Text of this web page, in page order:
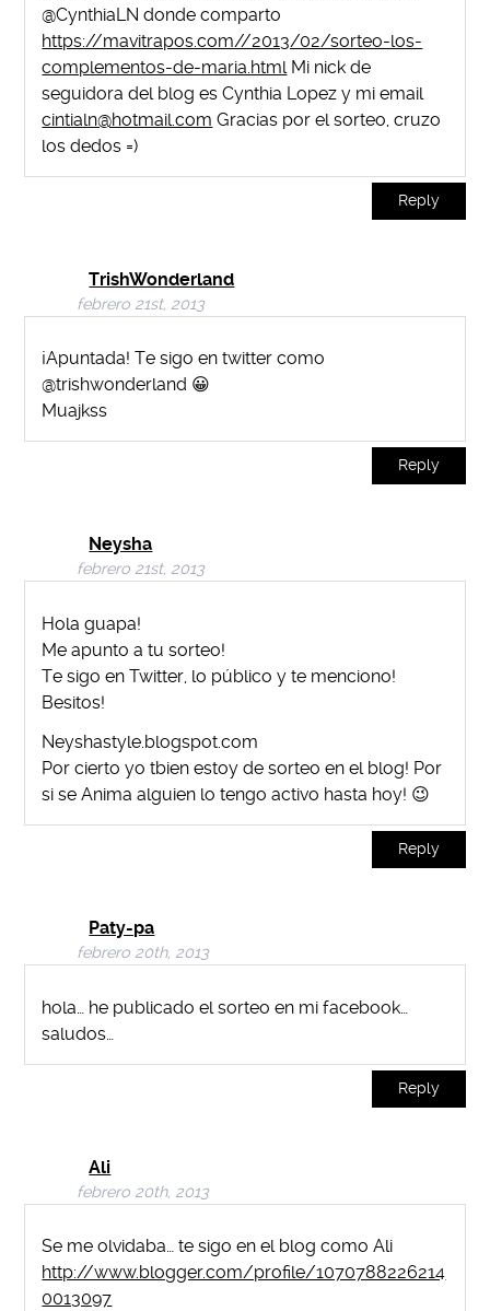
@CynthiaLN donde comparto
https://mavitrapos.com//2013/02/sorteo-los-
complementos-de-maria.html Mi nick de
seguidora del blog es Cynthia Lopez y mi email
cintialn@hotmail.com Gracias por el sorteo, cruzo
los dedos =)
Reply
TrishWonderland
febrero 21st, 2013
¡Apuntada! Te sigo en twitter como
@trishwonderland 😀
Muajkss
Reply
Neysha
febrero 21st, 2013
Hola guapa!
Me apunto a tu sorteo!
Te sigo en Twitter, lo público y te menciono!
Besitos!
Neyshastyle.blogspot.com
Por cierto yo tbien estoy de sorteo en el blog! Por
si se Anima alguien lo tengo activo hasta hoy! 😉
Reply
Paty-pa
febrero 20th, 2013
hola… he publicado el sorteo en mi facebook…
saludos…
Reply
Ali
febrero 20th, 2013
Se me olvidaba… te sigo en el blog como Ali
http://www.blogger.com/profile/1070788226214
0013097